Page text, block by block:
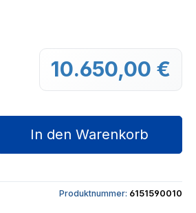
10.650,00 €
Gib den gewünschten
In den Warenkorb
Produktnummer: 6151590010